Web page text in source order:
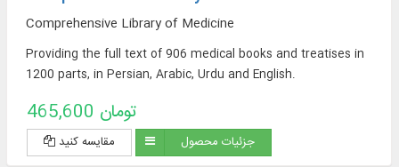
Comprehensive Library of Medicine
Providing the full text of 906 medical books and treatises in
1200 parts, in Persian, Arabic, Urdu and English.
465,600 تومان
مقایسه کنید جزئیات محصول